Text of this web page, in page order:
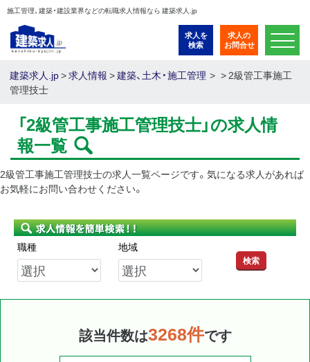
施工管理、建築・建設業界などの転職求人情報なら 建築求人.jp
求人を
検索
求人の
お問合せ
建築求人.jp>求人情報 >建築、土木・施工管理 > 2級管工事施工
管理技士
「2級管工事施工管理技士」の求人情
報一覧
2級管工事施工管理技士の求人一覧ページです。気になる求人があれば
お気軽にお問い合わせください。
職種 地域
検索
該当件数は3268件です